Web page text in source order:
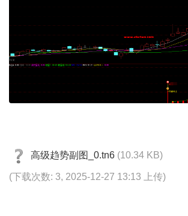
高级趋势副图_0.tn6 (10.34 KB)
(下载次数: 3, 2025-12-27 13:13 上传)